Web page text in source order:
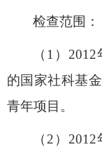
检查范围：
（ 1 ） 2012
的国家社科基
青年项目。
（ 2 ） 2012